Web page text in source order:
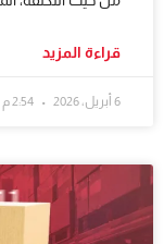
قراءة المزيد
2:54 م